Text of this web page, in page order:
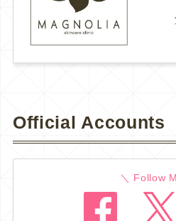
Official Accounts
＼ Follow